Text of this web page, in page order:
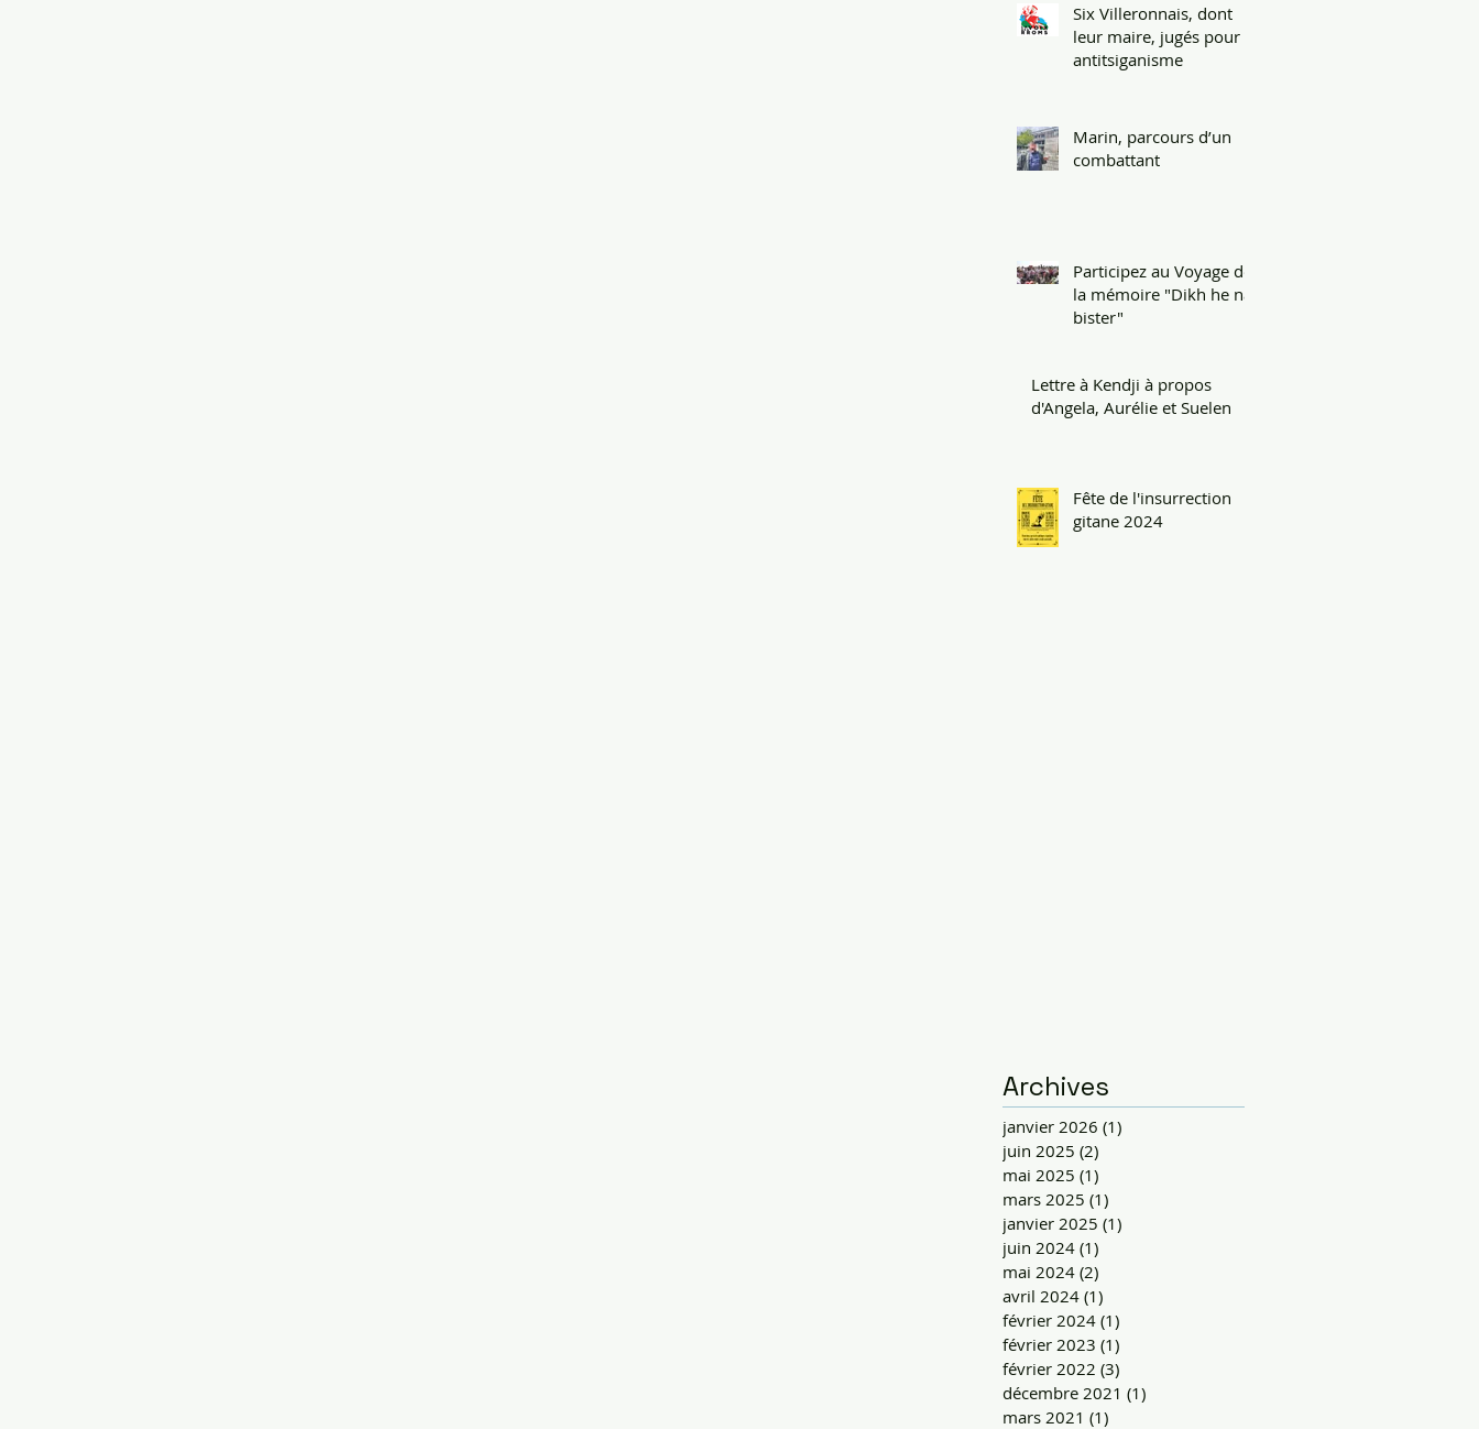
Six Villeronnais, dont
leur maire, jugés pour
antitsiganisme
Marin, parcours d’un
combattant
Participez au Voyage de
la mémoire "Dikh he na
bister"
Lettre à Kendji à propos
d'Angela, Aurélie et Suelen
Fête de l'insurrection
gitane 2024
Archives
janvier 2026 (1)
juin 2025 (2)
mai 2025 (1)
mars 2025 (1)
janvier 2025 (1)
juin 2024 (1)
mai 2024 (2)
avril 2024 (1)
février 2024 (1)
février 2023 (1)
février 2022 (3)
décembre 2021 (1)
mars 2021 (1)